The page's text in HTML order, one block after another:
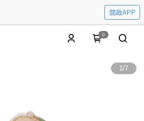
開啟APP
0
1/7